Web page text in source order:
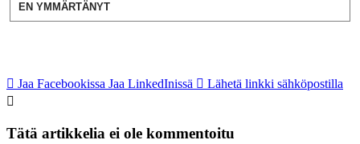
EN YMMÄRTÄNYT
Jaa Facebookissa Jaa LinkedInissä Lähetä linkki sähköpostilla
Tätä artikkelia ei ole kommentoitu